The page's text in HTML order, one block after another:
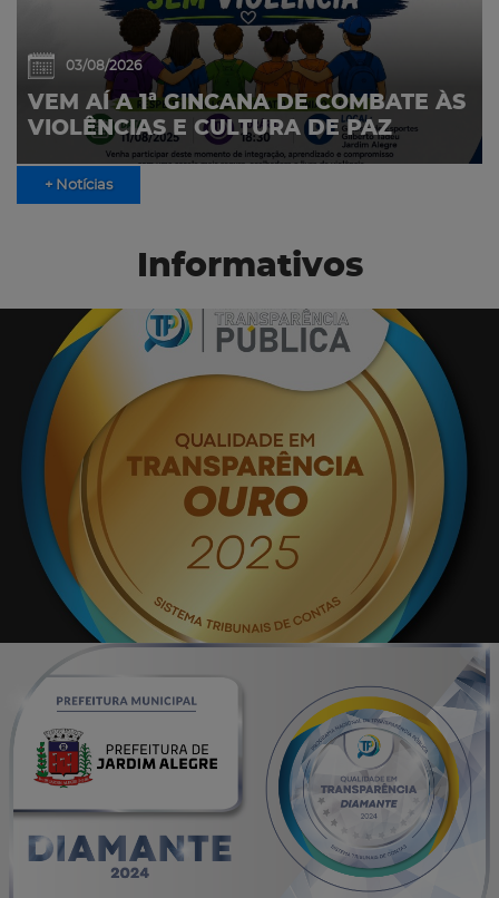
03/08/2026
VEM AÍ A 1ª GINCANA DE COMBATE ÀS
VIOLÊNCIAS E CULTURA DE PAZ
+ Notícias
Informativos